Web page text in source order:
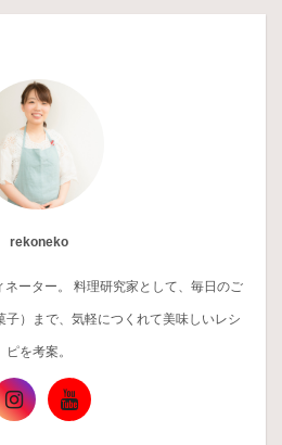
rekoneko
ーター。 料理研究家として、毎日のご
）まで、気軽につくれて美味しいレシ
ピを考案。